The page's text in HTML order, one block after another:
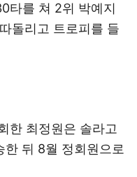
타를 쳐 2위 박예지
돌리고 트로피를 들
한 최정원은 솔라고
뒤 8월 정회원으로